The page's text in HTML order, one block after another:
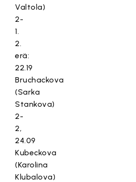
Valtola)
2-
1.
2.
erä:
22.19
Bruchackova
(Sarka
Stankova)
2-
2,
24.09
Kubeckova
(Karolina
Klubalova)